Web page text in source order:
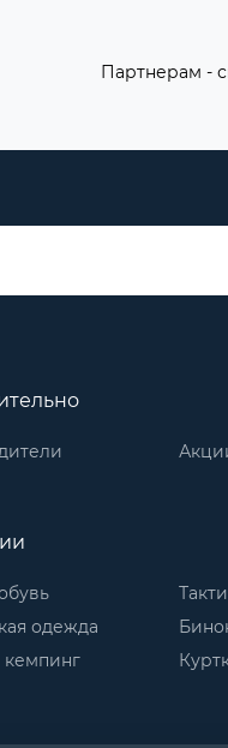
Партнерам -
одежда